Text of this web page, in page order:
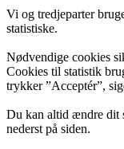
Vi og tredjeparter
statistiske.
Nødvendige cookies
Cookies til statistik
trykker ”Acceptér”,
Du kan altid ændre dit
nederst på siden.